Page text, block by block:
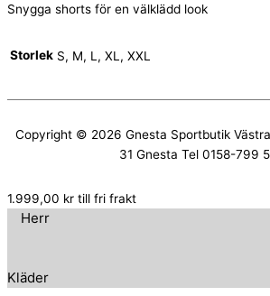
Snygga shorts för en välklädd look
Storlek S, M, L, XL, XXL
Copyright © 2026 Gnesta Sportbutik
31 Gnesta Tel 0158-799
1.999,00 kr till fri frakt
Herr
Kläder